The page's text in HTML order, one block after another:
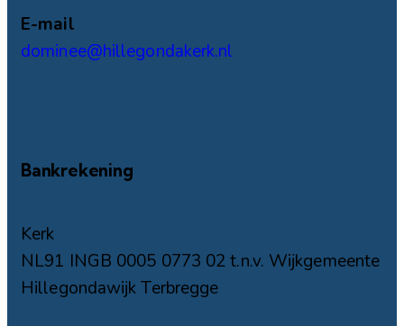
E-mail
dominee@hillegondakerk.nl
Bankrekening
Kerk
NL91 INGB 0005 0773 02 t.n.v. Wijkgemeente
Hillegondawijk Terbregge